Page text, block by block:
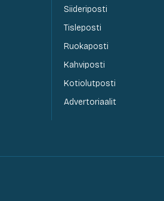
Siideriposti
Tisleposti
Ruokaposti
Kahviposti
Kotiolutposti
Advertoriaalit